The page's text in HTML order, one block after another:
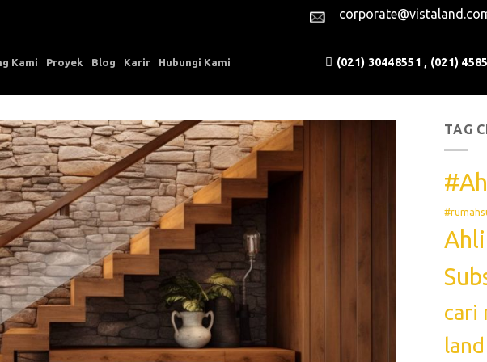
Kami Proyek Blog Karir Hubungi Kami (021) 30448551 , (021)
TAG
cari
land